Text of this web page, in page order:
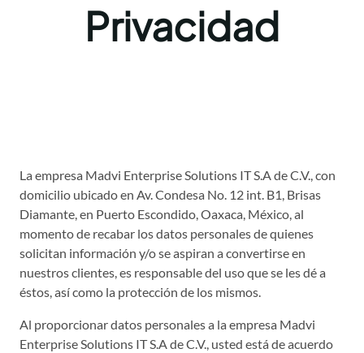
Privacidad
La empresa Madvi Enterprise Solutions IT S.A de C.V., con
domicilio ubicado en Av. Condesa No. 12 int. B1, Brisas
Diamante, en Puerto Escondido, Oaxaca, México, al
momento de recabar los datos personales de quienes
solicitan información y/o se aspiran a convertirse en
nuestros clientes, es responsable del uso que se les dé a
éstos, así como la protección de los mismos.
Al proporcionar datos personales a la empresa Madvi
Enterprise Solutions IT S.A de C.V., usted está de acuerdo